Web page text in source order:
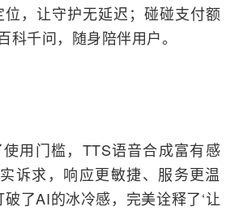
，让守护无延迟；碰碰支付额
千问，随身陪伴用户。
用门槛，TTS语音合成富有感
诉求，响应更敏捷、服务更温
了AI的冰冷感，完美诠释了‘让